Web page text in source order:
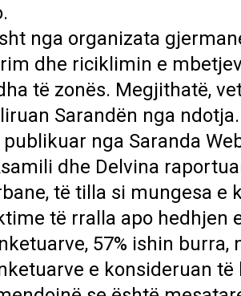
nga organizata
dhe riciklimin e
të zonës. Megjithatë,
Sarandën nga ndotja.
nga Saranda
dhe Delvina
të tilla si mungesa e
të rralla apo hedhjen
57% ishin burra,
e konsideruan